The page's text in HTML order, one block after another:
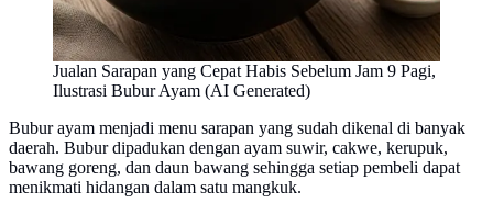
Jualan Sarapan yang Cepat Habis Sebelum Jam 9 Pagi,
Ilustrasi Bubur Ayam (AI Generated)
Bubur ayam menjadi menu sarapan yang sudah dikenal di banyak
daerah. Bubur dipadukan dengan ayam suwir, cakwe, kerupuk,
bawang goreng, dan daun bawang sehingga setiap pembeli dapat
menikmati hidangan dalam satu mangkuk.